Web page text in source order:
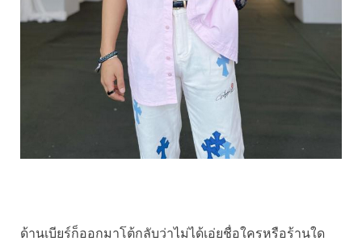
ด้านเบียร์ก็ออกมาโต้กลับว่าไม่ได้เอ่ยชื่อใครหรือร้านใด